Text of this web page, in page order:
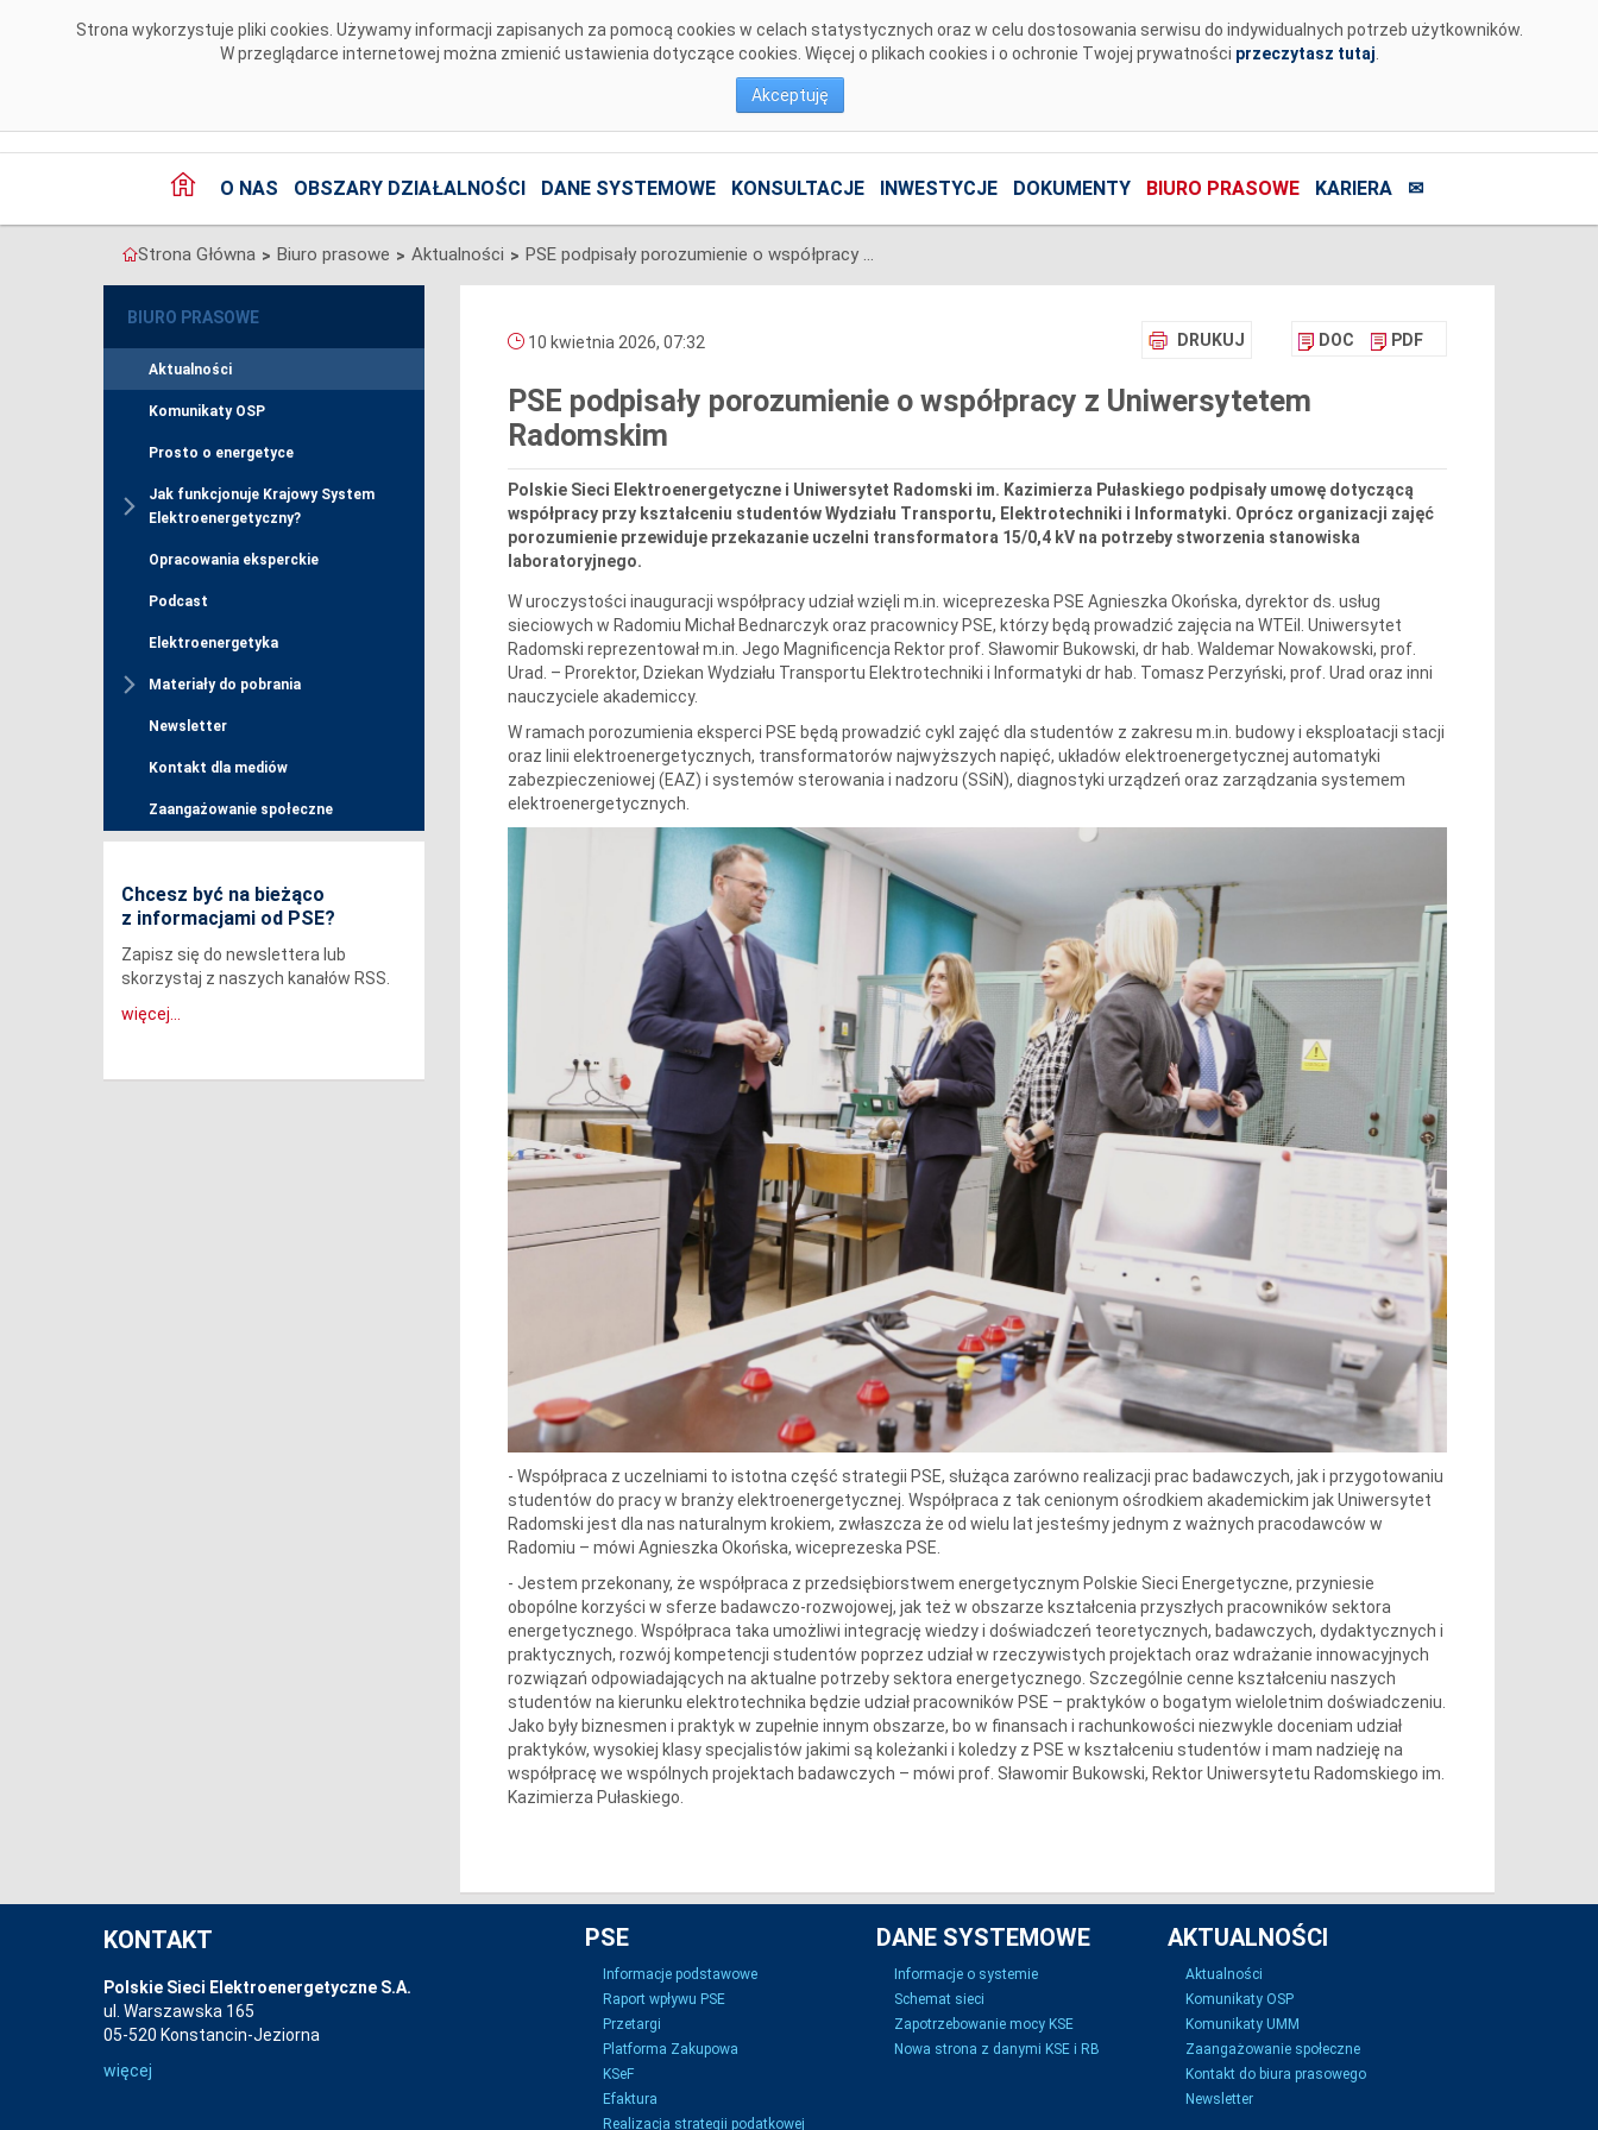
Strona wykorzystuje pliki cookies. Używamy informacji zapisanych za pomocą cookies w celach statystycznych oraz w celu dostosowania serwisu do indywidualnych potrzeb użytkowników.
W przeglądarce internetowej można zmienić ustawienia dotyczące cookies. Więcej o plikach cookies i o ochronie Twojej prywatności przeczytasz tutaj
Akceptuję
O NAS OBSZARY DZIAŁALNOŚCI DANE SYSTEMOWE KONSULTACJE INWESTYCJE DOKUMENTY BIURO PRASOWE KARIERA ✉
Strona Główna > Biuro prasowe > Aktualności > PSE podpisały porozumienie o współpracy z Uniwersytetem Radomskim
BIURO PRASOWE
Aktualności
Komunikaty OSP
Prosto o energetyce
Jak funkcjonuje Krajowy System
Elektroenergetyczny?
Opracowania eksperckie
Podcast
Elektroenergetyka
Materiały do pobrania
Newsletter
Kontakt dla mediów
Zaangażowanie społeczne
Chcesz być na bieżąco
z informacjami od PSE?
Zapisz się do newslettera lub
skorzystaj z naszych kanałów RSS.
więcej...
DRUKUJ DOC PDF
10 kwietnia 2026, 07:32
PSE podpisały porozumienie o współpracy z Uniwersytetem
Radomskim
Polskie Sieci Elektroenergetyczne i Uniwersytet Radomski im. Kazimierza Pułaskiego podpisały umowę dotyczącą
współpracy przy kształceniu studentów Wydziału Transportu, Elektrotechniki i Informatyki. Oprócz organizacji zajęć
porozumienie przewiduje przekazanie uczelni transformatora 15/0,4 kV na potrzeby stworzenia stanowiska
laboratoryjnego.
W uroczystości inauguracji współpracy udział wzięli m.in. wiceprezeska PSE Agnieszka Okońska, dyrektor ds. usług
sieciowych w Radomiu Michał Bednarczyk oraz pracownicy PSE, którzy będą prowadzić zajęcia na WTEiI. Uniwersytet
Radomski reprezentował m.in. Jego Magnificencja Rektor prof. Sławomir Bukowski, dr hab. Waldemar Nowakowski, prof.
Urad. – Prorektor, Dziekan Wydziału Transportu Elektrotechniki i Informatyki dr hab. Tomasz Perzyński, prof. Urad oraz inni
nauczyciele akademiccy.
W ramach porozumienia eksperci PSE będą prowadzić cykl zajęć dla studentów z zakresu m.in. budowy i eksploatacji stacji
oraz linii elektroenergetycznych, transformatorów najwyższych napięć, układów elektroenergetycznej automatyki
zabezpieczeniowej (EAZ) i systemów sterowania i nadzoru (SSiN), diagnostyki urządzeń oraz zarządzania systemem
elektroenergetycznych.
- Współpraca z uczelniami to istotna część strategii PSE, służąca zarówno realizacji prac badawczych, jak i przygotowaniu
studentów do pracy w branży elektroenergetycznej. Współpraca z tak cenionym ośrodkiem akademickim jak Uniwersytet
Radomski jest dla nas naturalnym krokiem, zwłaszcza że od wielu lat jesteśmy jednym z ważnych pracodawców w
Radomiu – mówi Agnieszka Okońska, wiceprezeska PSE.
- Jestem przekonany, że współpraca z przedsiębiorstwem energetycznym Polskie Sieci Energetyczne, przyniesie
obopólne korzyści w sferze badawczo-rozwojowej, jak też w obszarze kształcenia przyszłych pracowników sektora
energetycznego. Współpraca taka umożliwi integrację wiedzy i doświadczeń teoretycznych, badawczych, dydaktycznych i
praktycznych, rozwój kompetencji studentów poprzez udział w rzeczywistych projektach oraz wdrażanie innowacyjnych
rozwiązań odpowiadających na aktualne potrzeby sektora energetycznego. Szczególnie cenne kształceniu naszych
studentów na kierunku elektrotechnika będzie udział pracowników PSE – praktyków o bogatym wieloletnim doświadczeniu.
Jako były biznesmen i praktyk w zupełnie innym obszarze, bo w finansach i rachunkowości niezwykle doceniam udział
praktyków, wysokiej klasy specjalistów jakimi są koleżanki i koledzy z PSE w kształceniu studentów i mam nadzieję na
współpracę we wspólnych projektach badawczych – mówi prof. Sławomir Bukowski, Rektor Uniwersytetu Radomskiego im.
Kazimierza Pułaskiego.
KONTAKT
Polskie Sieci Elektroenergetyczne S.A.
ul. Warszawska 165
05-520 Konstancin-Jeziorna
więcej
PSE
Informacje podstawowe
Raport wpływu PSE
Przetargi
Platforma Zakupowa
KSeF
Efaktura
Realizacja strategii podatkowej
DANE SYSTEMOWE
Informacje o systemie
Schemat sieci
Zapotrzebowanie mocy KSE
Nowa strona z danymi KSE i RB
AKTUALNOŚCI
Aktualności
Komunikaty OSP
Komunikaty UMM
Zaangażowanie społeczne
Kontakt do biura prasowego
Newsletter